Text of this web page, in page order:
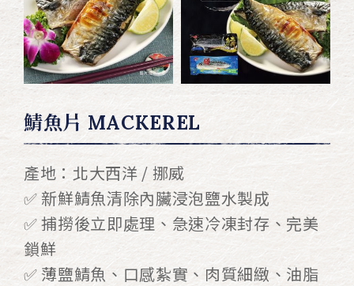
鯖魚片 MACKEREL
產地：北大西洋 / 挪威
✅ 新鮮鯖魚清除內臟浸泡鹽水製成
✅ 捕撈後立即處理、急速冷凍封存、完美
鎖鮮
✅ 薄鹽鯖魚、口感紮實、肉質細緻、油脂